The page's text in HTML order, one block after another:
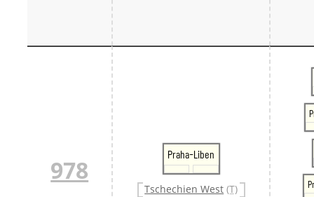
978
Praha-Liben
Tschechien West (T)